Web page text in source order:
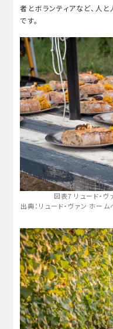
者とボランティアなど、人
です。
図表7 リュード・
出典：リュード・ヴァン ホーム